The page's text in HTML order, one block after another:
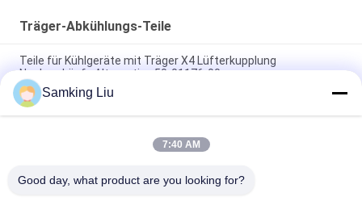
Träger-Abkühlungs-Teile
Teile für Kühlgeräte mit Träger X4 Lüfterkupplung
Nachverkäufe Alternative 50-01176-00
50-01171-21 Kupplung für Träger Transicold Supra 1250 1150
1050 950U 950MT 950 922 1150MT 944 1250MT
50-01165-20 Kupplungsreparatur-Kit für Träger
Samking Liu
7:40 AM
Good day, what product are you looking for?